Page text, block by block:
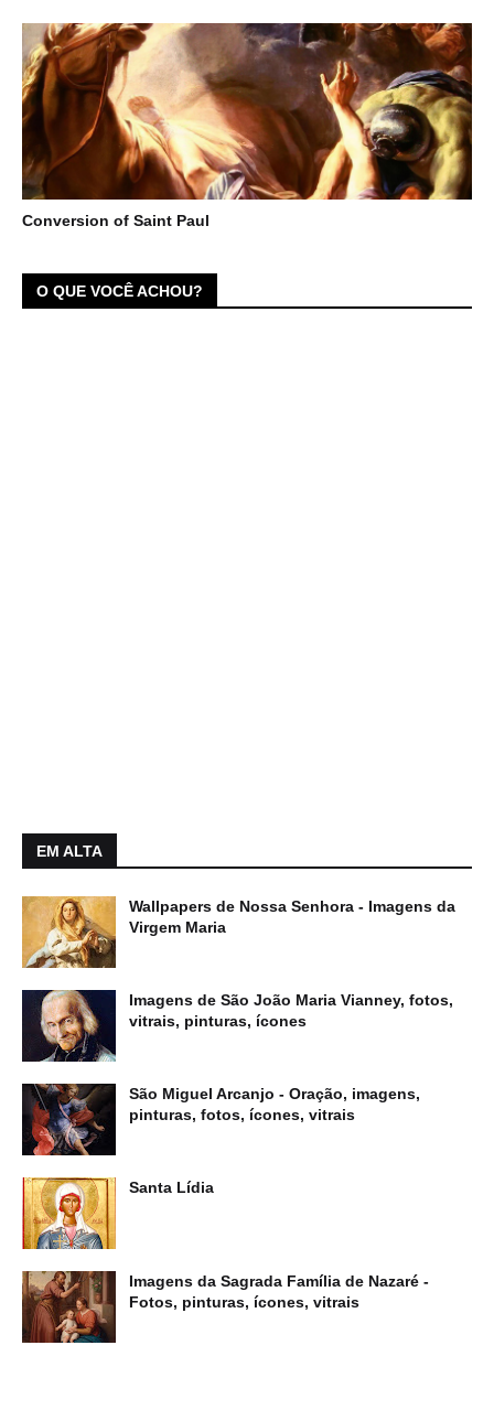
Conversion of Saint Paul
O QUE VOCÊ ACHOU?
EM ALTA
Wallpapers de Nossa Senhora - Imagens da
Virgem Maria
Imagens de São João Maria Vianney, fotos,
vitrais, pinturas, ícones
São Miguel Arcanjo - Oração, imagens,
pinturas, fotos, ícones, vitrais
Santa Lídia
Imagens da Sagrada Família de Nazaré -
Fotos, pinturas, ícones, vitrais